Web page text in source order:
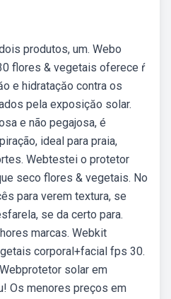
produtos, um. Webo
flores & vegetais oferece ŕ
e hidrataçăo contra os
pela exposiçăo solar.
e não pegajosa, é
ideal para praia,
Webtestei o protetor
seco flores & vegetais. No
para verem textura, se
se da certo para.
marcas. Webkit
corporal+facial fps 30.
solar em
Os menores preços em